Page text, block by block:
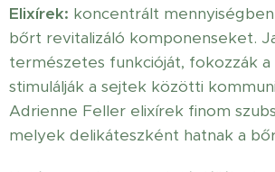
Elixírek: koncentrált
bőrt revitalizáló komponenseket.
természetes funkcióját, fokozzák
stimulálják a sejtek közötti
Adrienne Feller elixírek finom
melyek delikáteszként hatnak a